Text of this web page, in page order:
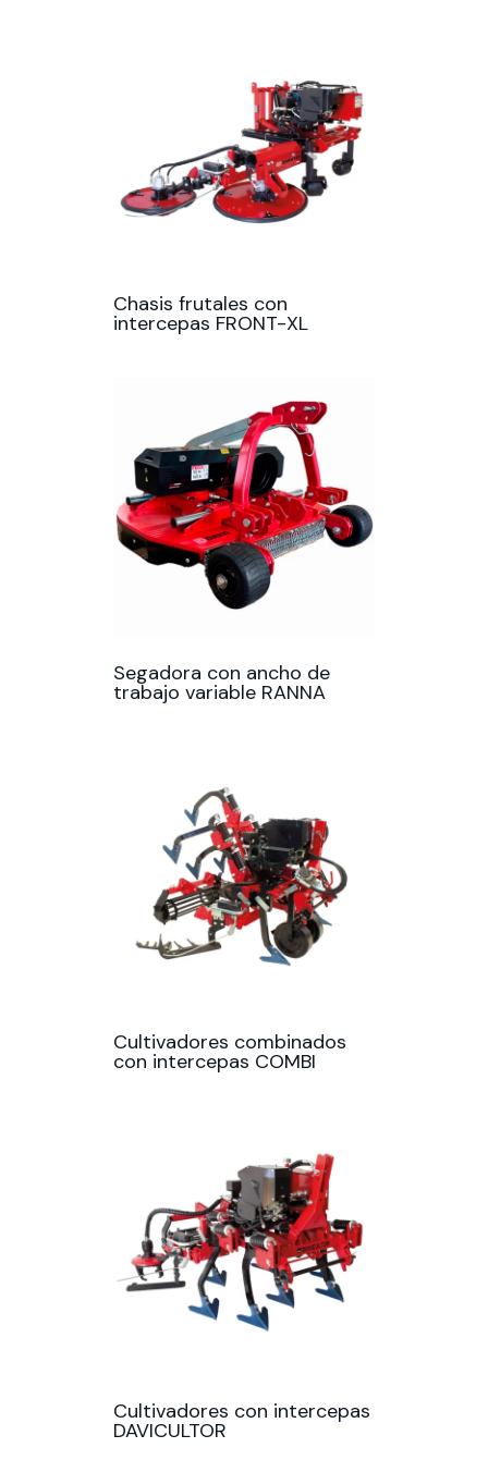
Chasis frutales con
intercepas FRONT-XL
Segadora con ancho de
trabajo variable RANNA
Cultivadores combinados
con intercepas COMBI
Cultivadores con intercepas
DAVICULTOR